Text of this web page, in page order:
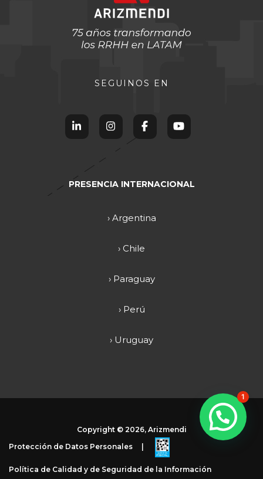
SEGUINOS EN
PRESENCIA INTERNACIONAL
› Argentina
› Chile
› Paraguay
› Perú
› Uruguay
Copyright © 2026, Arizmendi
Protección de Datos Personales
Política de Calidad y de Seguridad de la Información
1